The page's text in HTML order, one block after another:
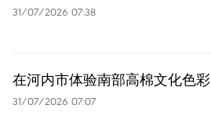
31/07/2026 07:38
在河内市体验南部高棉文化色彩
31/07/2026 07:07